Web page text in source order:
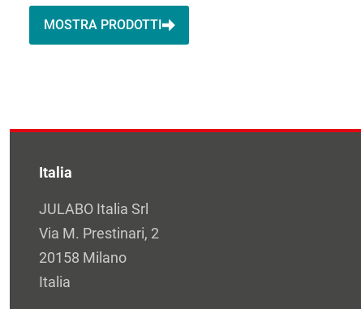
MOSTRA PRODOTTI
Italia
JULABO Italia Srl
Via M. Prestinari, 2
20158 Milano
Italia